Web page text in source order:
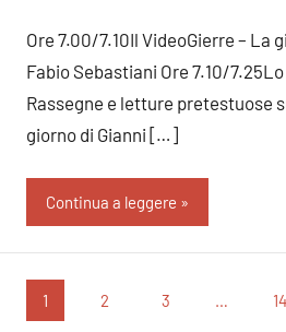
Ore 7.00/7.10Il VideoGierre – La
Fabio Sebastiani Ore 7.10/
Rassegne e letture pretestuose
giorno di Gianni […]
Continua a leggere
Paginazione
1 2 3 … 14